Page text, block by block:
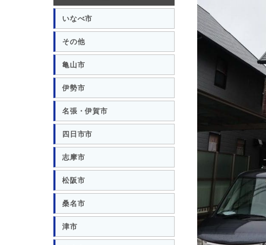
いなべ市
その他
亀山市
伊勢市
名張・伊賀市
四日市市
志摩市
松阪市
桑名市
津市